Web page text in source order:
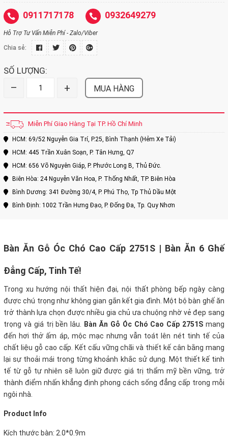
0911717178 0932649279
Hỗ Trợ Tư Vấn Miễn Phí - Zalo/Viber
Chia sẻ:
SỐ LƯỢNG:
– + MUA HÀNG
Miễn Phí Giao Hàng Tại TP. Hồ Chí Minh
HCM: 69/52 Nguyễn Gia Trí, P.25, Bình Thạnh (Hẻm Xe Tải)
HCM: 445 Trần Xuân Soạn, P. Tân Hưng, Q7
HCM: 656 Võ Nguyên Giáp, P. Phước Long B, Thủ Đức.
Biên Hòa: 24 Nguyễn Văn Hoa, P. Thống Nhất, TP. Biên Hòa
Bình Dương: 341 Đường 30/4, P. Phú Thọ, Tp Thủ Dầu Một
Bình Định: 1002 Trần Hưng Đạo, P. Đống Đa, Tp. Quy Nhơn
Bàn Ăn Gỗ Óc Chó Cao Cấp 2751S | Bàn Ăn 6 Ghế
Đẳng Cấp, Tinh Tế!
Trong xu hướng nội thất hiện đại, nội thất phòng bếp ngày càng
được chú trọng như không gian gắn kết gia đình. Một bộ bàn ghế ăn
trở thành lựa chọn được nhiều gia chủ ưa chuộng nhờ vẻ đẹp sang
trọng và giá trị bền lâu. Bàn Ăn Gỗ Óc Chó Cao Cấp 2751S mang
đến hơi thở ấm áp, mộc mạc nhưng vẫn toát lên nét tinh tế của
chất liệu gỗ cao cấp. Kết cấu vững chãi và thiết kế cân bằng mang
lại sự thoải mái trong từng khoảnh khắc sử dụng. Một thiết kế tinh
tế từ gỗ tự nhiên sẽ luôn giữ được giá trị thẩm mỹ bền vững, trở
thành điểm nhấn khẳng định phong cách sống đẳng cấp trong mỗi
ngôi nhà.
Product Info
Kích thước bàn: 2.0*0.9m